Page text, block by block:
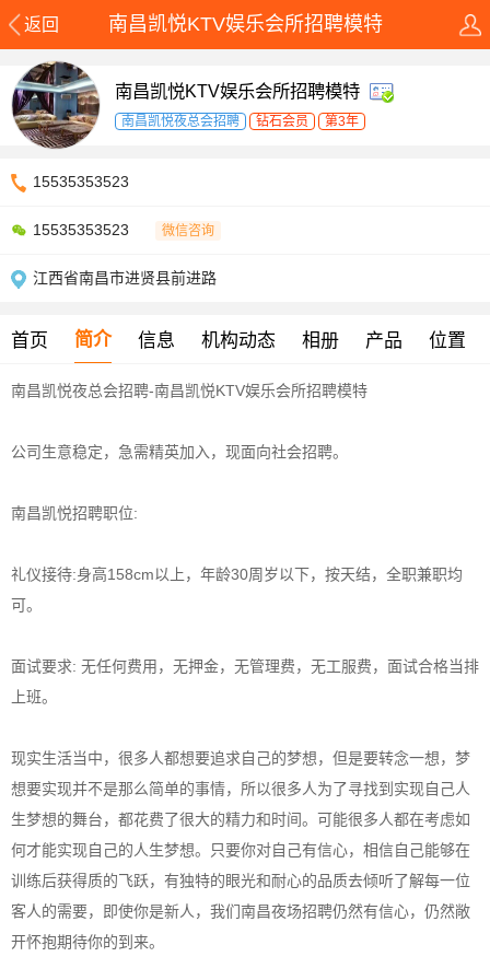
返回 南昌凯悦KTV娱乐会所招聘模特
南昌凯悦KTV娱乐会所招聘模特
南昌凯悦夜总会招聘 钻石会员 第3年
15535353523
15535353523 微信咨询
江西省南昌市进贤县前进路
首页 简介 信息 机构动态 相册 产品 位置
南昌凯悦夜总会招聘-南昌凯悦KTV娱乐会所招聘模特
公司生意稳定，急需精英加入，现面向社会招聘。
南昌凯悦招聘职位:
礼仪接待:身高158cm以上，年龄30周岁以下，按天结，全职兼职均
可。
面试要求: 无任何费用，无押金，无管理费，无工服费，面试合格当排
上班。
现实生活当中，很多人都想要追求自己的梦想，但是要转念一想，梦
想要实现并不是那么简单的事情，所以很多人为了寻找到实现自己人
生梦想的舞台，都花费了很大的精力和时间。可能很多人都在考虑如
何才能实现自己的人生梦想。只要你对自己有信心，相信自己能够在
训练后获得质的飞跃，有独特的眼光和耐心的品质去倾听了解每一位
客人的需要，即使你是新人，我们南昌夜场招聘仍然有信心，仍然敞
开怀抱期待你的到来。